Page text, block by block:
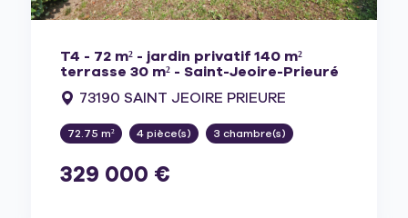
T4 - 72 m² - jardin privatif 140 m²
terrasse 30 m² - Saint-Jeoire-Prieuré
73190 SAINT JEOIRE PRIEURE
72.75 m² 4 pièce(s) 3 chambre(s)
329 000 €